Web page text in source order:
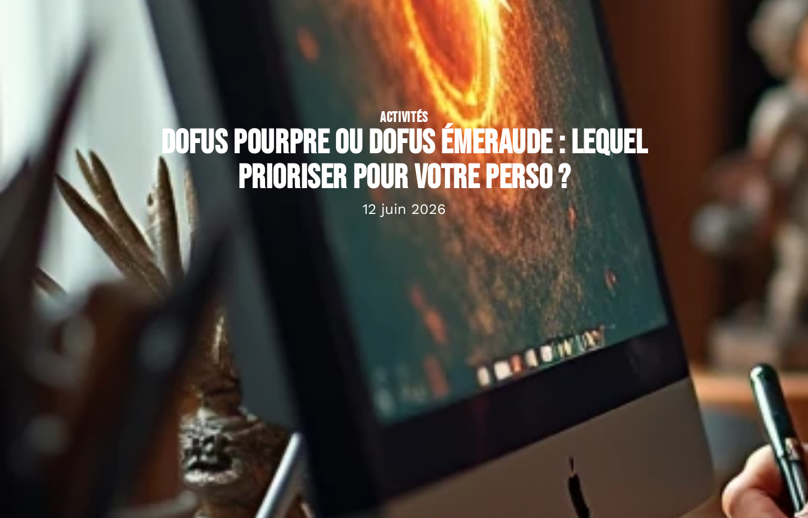
ACTIVITÉS
Dofus pourpre ou Dofus émeraude : lequel
prioriser pour votre perso ?
12 juin 2026